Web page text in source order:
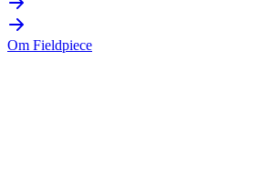
Om Fieldpiece